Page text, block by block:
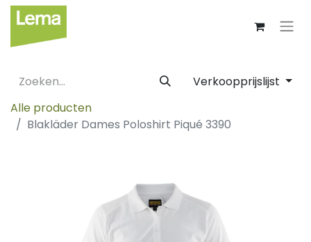
Verkoopprijslijst
Alle producten
Blakläder Dames Poloshirt Piqué 3390